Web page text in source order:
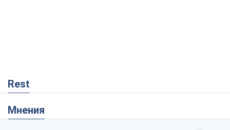
Rest
Мнения